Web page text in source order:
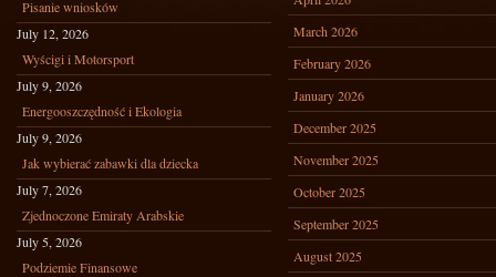
Pisanie wniosków
July 12, 2026
Wyścigi i Motorsport
July 9, 2026
Energooszczędność i Ekologia
July 9, 2026
Jak wybierać zabawki dla dziecka
July 7, 2026
Zjednoczone Emiraty Arabskie
July 5, 2026
Podziemie Finansowe
March 2026
February 2026
January 2026
December 2025
November 2025
October 2025
September 2025
August 2025